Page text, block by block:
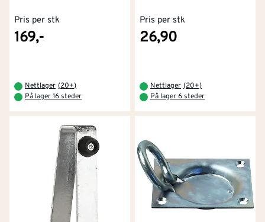
Pris per stk
169,-
Nettlager (20+)
På lager 16 steder
Pris per stk
26,90
Nettlager (20+)
På lager 6 steder